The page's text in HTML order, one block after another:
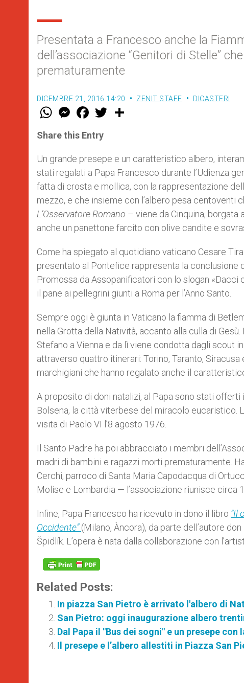
Presentata a Francesco anche la
dell’associazione “Genitori di Stelle”
prematuramente
DICEMBRE 21, 2016 14:20 ZENIT STAFF DICASTERI
W
t
s
p
p
M
e
s
e
g
e
r
F
a
e
b
o
k
w
r
Share this Entry
Un grande presepe e un caratteristico albero,
stati regalati a Papa Francesco durante l’Udienza
fatta di crosta e mollica, con la rappresentazione
mezzo, e che insieme con l’albero pesa centoventi
L’Osservatore Romano – viene da Cinquina, borgata
anche un panettone farcito con olive candite e
Come ha spiegato al quotidiano vaticano Cesare
presentato al Pontefice rappresenta la conclusione
Promossa da Assopanificatori con lo slogan «Dacci
il pane ai pellegrini giunti a Roma per l’Anno Santo.
Sempre oggi è giunta in Vaticano la fiamma di
nella Grotta della Natività, accanto alla culla di
Stefano a Vienna e da lì viene condotta dagli scout
attraverso quattro itinerari: Torino, Taranto,
marchigiani che hanno regalato anche il
A proposito di doni natalizi, al Papa sono stati
Bolsena, la città viterbese del miracolo eucaristico.
visita di Paolo VI l’8 agosto 1976.
Il Santo Padre ha poi abbracciato i membri
madri di bambini e ragazzi morti prematuramente.
Cerchi, parroco di Santa Maria Capodacqua di
Molise e Lombardia — l’associazione riunisce circa
Infine, Papa Francesco ha ricevuto in dono il libro “Il
Occidente” (Milano, Àncora), da parte dell’autore
Špidlík. L’opera è nata dalla collaborazione con
Related Posts:
In piazza San Pietro è arrivato l'albero di
San Pietro: oggi inaugurazione albero
Dal Papa il "Bus dei sogni" e un presepe con
Il presepe e l’albero allestiti in Piazza San